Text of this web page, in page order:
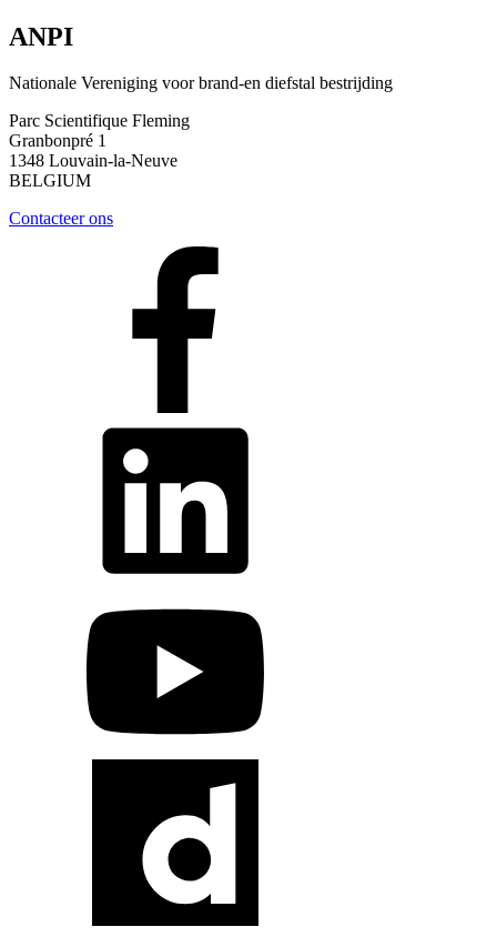
ANPI
Nationale Vereniging voor brand-en diefstal bestrijding
Parc Scientifique Fleming
Granbonpré 1
1348 Louvain-la-Neuve
BELGIUM
Contacteer ons